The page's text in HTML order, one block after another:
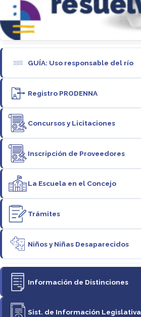
GUÍA: Uso responsable del río
Registro PRODENNA
Concursos y Licitaciones
Inscripción de Proveedores
La Escuela en el Concejo
Trámites
Niños y Niñas Desaparecidos
Información de Distinciones
Sist. de Información Legislativa